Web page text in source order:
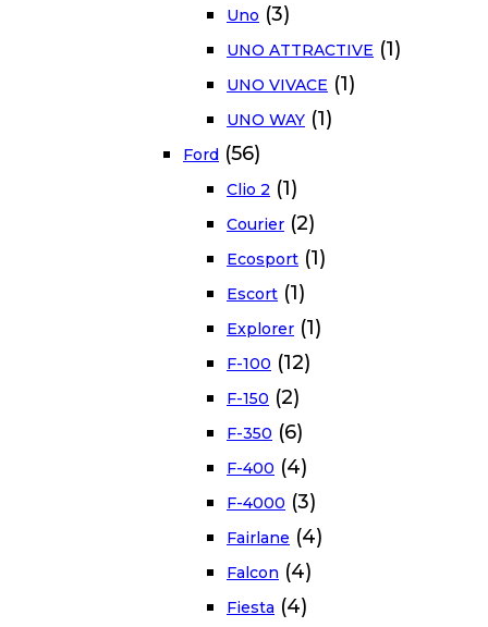
Uno (3)
UNO ATTRACTIVE (1)
UNO VIVACE (1)
UNO WAY (1)
Ford (56)
Clio 2 (1)
Courier (2)
Ecosport (1)
Escort (1)
Explorer (1)
F-100 (12)
F-150 (2)
F-350 (6)
F-400 (4)
F-4000 (3)
Fairlane (4)
Falcon (4)
Fiesta (4)